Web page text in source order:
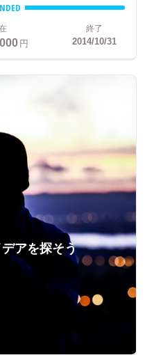
円
終了
2014/10/31
アを探そう